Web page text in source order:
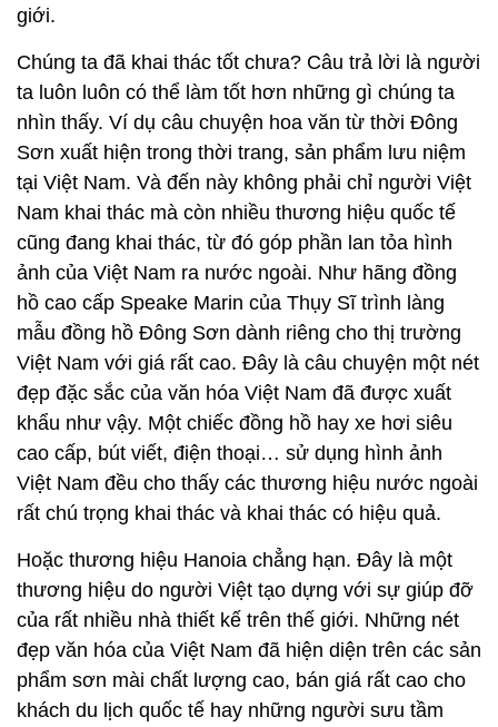
giới.
Chúng ta đã khai thác tốt chưa? Câu trả lời là người
ta luôn luôn có thể làm tốt hơn những gì chúng ta
nhìn thấy. Ví dụ câu chuyện hoa văn từ thời Đông
Sơn xuất hiện trong thời trang, sản phẩm lưu niệm
tại Việt Nam. Và đến này không phải chỉ người Việt
Nam khai thác mà còn nhiều thương hiệu quốc tế
cũng đang khai thác, từ đó góp phần lan tỏa hình
ảnh của Việt Nam ra nước ngoài. Như hãng đồng
hồ cao cấp Speake Marin của Thụy Sĩ trình làng
mẫu đồng hồ Đông Sơn dành riêng cho thị trường
Việt Nam với giá rất cao. Đây là câu chuyện một nét
đẹp đặc sắc của văn hóa Việt Nam đã được xuất
khẩu như vậy. Một chiếc đồng hồ hay xe hơi siêu
cao cấp, bút viết, điện thoại… sử dụng hình ảnh
Việt Nam đều cho thấy các thương hiệu nước ngoài
rất chú trọng khai thác và khai thác có hiệu quả.
Hoặc thương hiệu Hanoia chẳng hạn. Đây là một
thương hiệu do người Việt tạo dựng với sự giúp đỡ
của rất nhiều nhà thiết kế trên thế giới. Những nét
đẹp văn hóa của Việt Nam đã hiện diện trên các sản
phẩm sơn mài chất lượng cao, bán giá rất cao cho
khách du lịch quốc tế hay những người sưu tầm